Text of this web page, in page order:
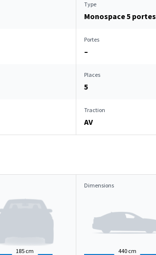
Type
Monospace 5 portes
Portes
–
Places
5
Traction
AV
185 cm
Dimensions
440 cm